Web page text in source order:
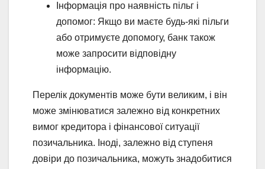
Інформація про наявність пільг і
допомог: Якщо ви маєте будь-які пільги
або отримуєте допомогу, банк також
може запросити відповідну
інформацію.
Перелік документів може бути великим, і він
може змінюватися залежно від конкретних
вимог кредитора і фінансової ситуації
позичальника. Іноді, залежно від ступеня
довіри до позичальника, можуть знадобитися